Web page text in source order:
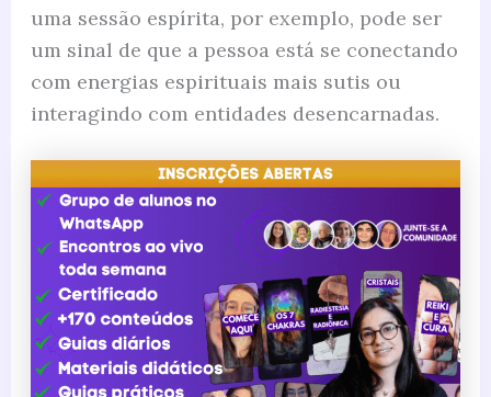
uma sessão espírita, por exemplo, pode ser
um sinal de que a pessoa está se conectando
com energias espirituais mais sutis ou
interagindo com entidades desencarnadas.